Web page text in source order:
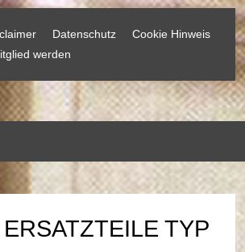
Datenschutz
Cookie Hinweis
werden
TYP